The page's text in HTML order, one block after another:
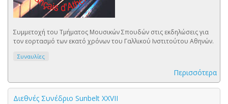
Συμμετοχή του Τμήματος Μουσικών Σπουδών στις εκδηλώσεις για
τον εορτασμό των εκατό χρόνων του Γαλλικού Ινστιτούτου Αθηνών.
Συναυλίες
Περισσότερα
Διεθνές Συνέδριο Sunbelt XXVII